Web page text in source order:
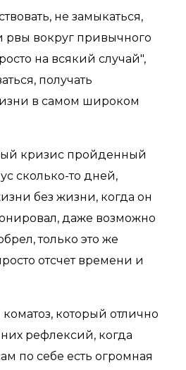
не замыкаться,
рвы вокруг привычного
на всякий случай",
получать
в самом широком
кризис пройденный
сколько-то дней,
без жизни, когда он
даже возможно
только это же
отсчет времени и
который отлично
рефлексий, когда
по себе есть огромная